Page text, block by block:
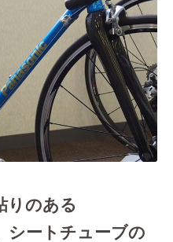
りのある
シートチューブの